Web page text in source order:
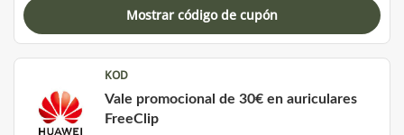
Mostrar código de cupón
KOD
Vale promocional de 30€ en auriculares
FreeClip